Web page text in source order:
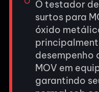
O testador
surtos para
óxido
desempenho
MOV em
garantindo